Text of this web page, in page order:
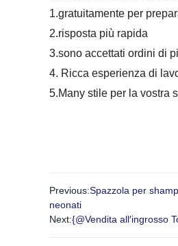
1.gratuitamente per
2.risposta più rapida
3.sono accettati ordini di
4. Ricca esperienza di
5.Many stile per la vostra
Previous:Spazzola per
neonati
Next:{@Vendita all′ingrosso